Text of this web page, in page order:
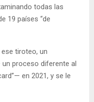
todas las
19 países “de
tiroteo, un
proceso diferente al
en 2021, y se le